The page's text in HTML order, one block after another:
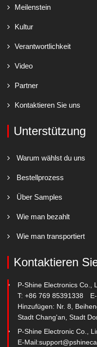
Meilenstein
Kultur
Verantwortlichkeit
Video
Partner
Kontaktieren Sie uns
Unterstützung
Warum wählst du uns
Bestellprozess
Über Samples
Wie man bezahlt
Wie man transportiert
Kontaktieren
P-Shine Electronics Co.,
T: +86 769 85391338
Hinzufügen: Nr. 8,
Stadt Chang'an, Stadt
P-Shine Electronic Co.,
E-Mail: